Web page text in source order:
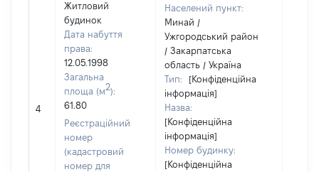
4
Житловий
будинок
Дата набуття
права:
12.05.1998
Загальна
площа (м2):
61.80
Реєстраційний
номер
(кадастровий
номер для
Населений пункт:
Минай /
Ужгородський район
/ Закарпатська
область / Україна
Тип:
[Конфіденційна
інформація]
Назва:
[Конфіденційна
інформація]
Номер будинку:
[Конфіденційна